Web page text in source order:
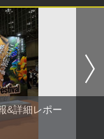
&詳細レポー